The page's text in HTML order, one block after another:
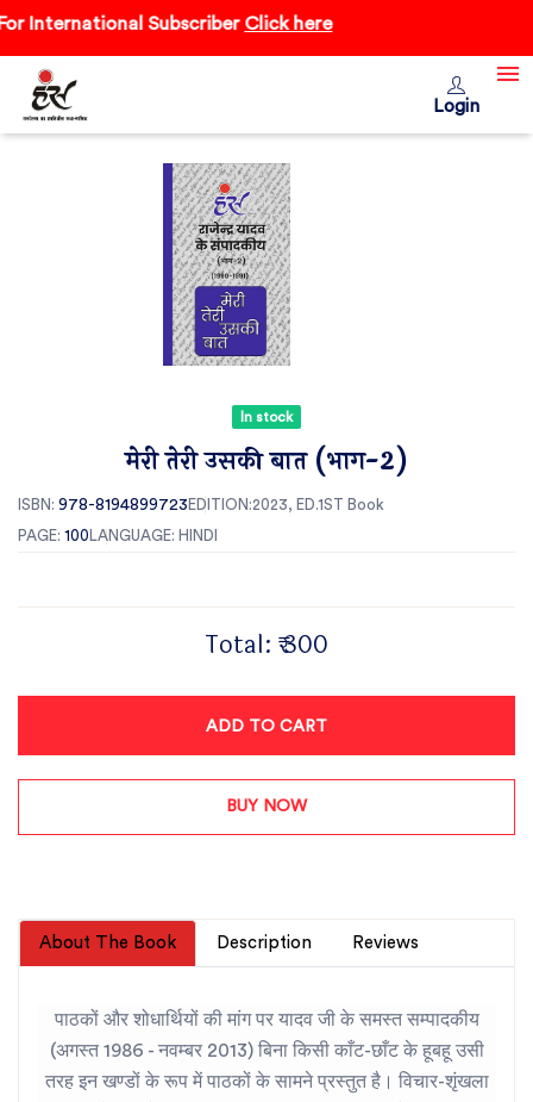
International SubscriberClick here
Login
In stock
मेरी तेरी उसकी बात (भाग-2)
ISBN: 978-8194899723 EDITION:2023, ED.1ST Book
PAGE: 100 LANGUAGE: HINDI
Total: ₹ 300
ADD TO CART
BUY NOW
About The Book Description Reviews
पाठकों और शोधार्थियों की मांग पर यादव जी के समस्त सम्पादकीय
(अगस्त 1986 - नवम्बर 2013) बिना किसी काँट-छाँट के हूबहू उसी
तरह इन खण्डों के रूप में पाठकों के सामने प्रस्तुत है। विचार-शृंखला